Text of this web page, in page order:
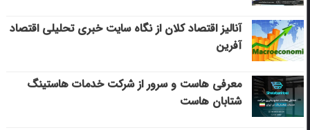
آنالیز اقتصاد کلان از نگاه سایت خبری تحلیلی اقتصاد
آفرین
معرفی هاست و سرور از شرکت خدمات هاستینگ
شتابان هاست